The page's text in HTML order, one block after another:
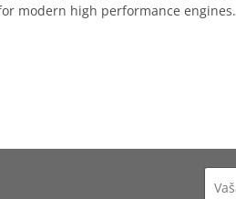
modern high performance engines.